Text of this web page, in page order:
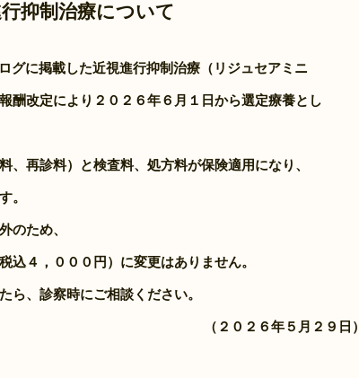
抑制治療について
グに掲載した近視進行抑制治療（リジュセアミニ
酬改定により２０２６年６月１日から選定療養とし
、再診料）と検査料、処方料が保険適用になり 、
。
のため、
込４，０００円）に変更はありません。
、診察時にご相談ください。
（２０２６年５月２９日）